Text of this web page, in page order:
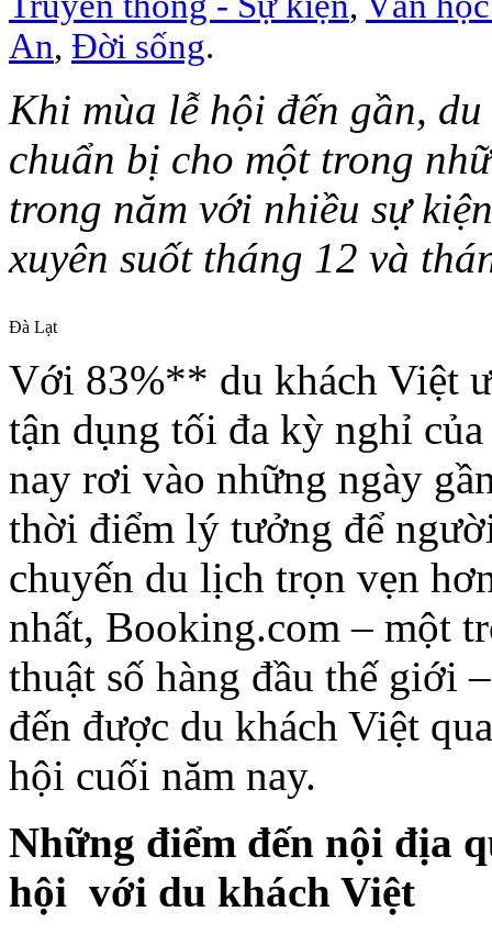
An, Đời sống.
Khi mùa lễ hội đến gần,
chuẩn bị cho một trong
trong năm với nhiều sự
xuyên suốt tháng 12 và
Đà Lạt
Với 83%** du khách Việt
tận dụng tối đa kỳ nghỉ
nay rơi vào những ngày
thời điểm lý tưởng để
chuyến du lịch trọn vẹn
nhất, Booking.com – một
thuật số hàng đầu thế giới
đến được du khách Việt
hội cuối năm nay.
Những điểm đến nội địa
hội với du khách Việt